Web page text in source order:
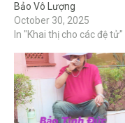
Bảo Vô Lượng
October 30, 2025
In "Khai thị cho các đệ tử"